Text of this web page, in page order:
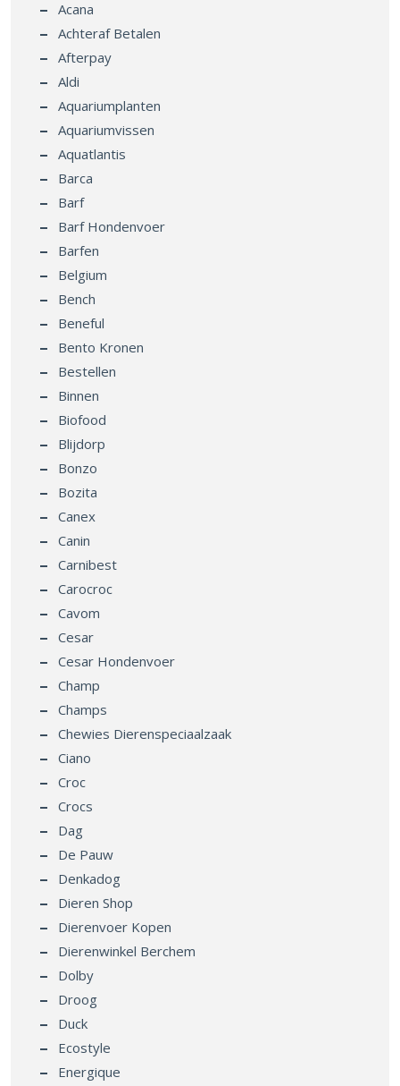
Acana
Achteraf Betalen
Afterpay
Aldi
Aquariumplanten
Aquariumvissen
Aquatlantis
Barca
Barf
Barf Hondenvoer
Barfen
Belgium
Bench
Beneful
Bento Kronen
Bestellen
Binnen
Biofood
Blijdorp
Bonzo
Bozita
Canex
Canin
Carnibest
Carocroc
Cavom
Cesar
Cesar Hondenvoer
Champ
Champs
Chewies Dierenspeciaalzaak
Ciano
Croc
Crocs
Dag
De Pauw
Denkadog
Dieren Shop
Dierenvoer Kopen
Dierenwinkel Berchem
Dolby
Droog
Duck
Ecostyle
Energique